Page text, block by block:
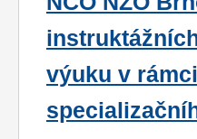
výuku v rámci